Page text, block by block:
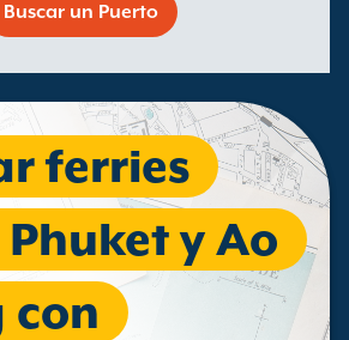
Buscar un Puerto
ferries
y Ao
con